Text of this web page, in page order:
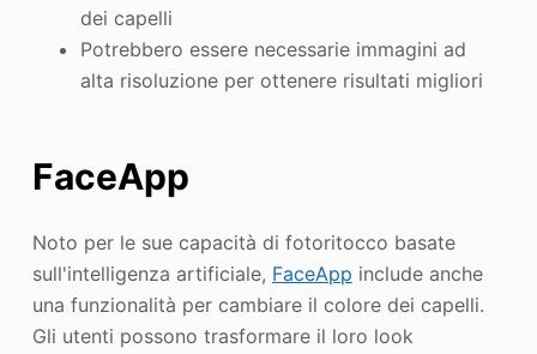
dei capelli
Potrebbero essere necessarie immagini ad
alta risoluzione per ottenere risultati migliori
FaceApp
Noto per le sue capacità di fotoritocco basate
sull'intelligenza artificiale, FaceApp include anche
una funzionalità per cambiare il colore dei capelli.
Gli utenti possono trasformare il loro look